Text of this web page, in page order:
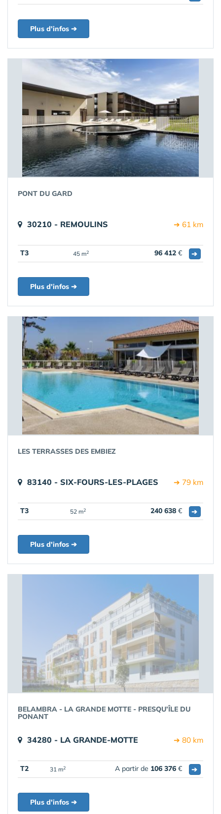
Plus d'infos ➔
PONT DU GARD
30210 - REMOULINS ➔ 61 km
T3 45 m2 96 412 € ➔
Plus d'infos ➔
LES TERRASSES DES EMBIEZ
83140 - SIX-FOURS-LES-PLAGES ➔ 79 km
T3 52 m2 240 638 € ➔
Plus d'infos ➔
BELAMBRA - LA GRANDE MOTTE - PRESQU’ÎLE DU
PONANT
34280 - LA GRANDE-MOTTE ➔ 80 km
T2 31 m2 A partir de 106 376 € ➔
Plus d'infos ➔